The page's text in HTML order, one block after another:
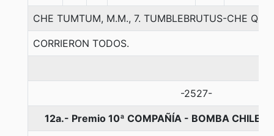
CHE TUMTUM, M.M., 7. TUMBLEBRUTUS-CHE
CORRIERON TODOS.
-2527-
12a.- Premio 10ª COMPAÑÍA - BOMBA